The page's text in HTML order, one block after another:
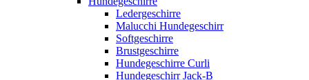
Ledergeschirre
Malucchi Hundegeschirr
Softgeschirre
Brustgeschirre
Hundegeschirre Curli
Hundegeschirr Jack-B